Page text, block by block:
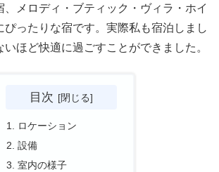
、メロディ・ブティック・ヴィラ・ホイ
ぴったりな宿です。実際私も宿泊しまし
ほど快適に過ごすことができました。
目次
ロケーション
設備
室内の様子